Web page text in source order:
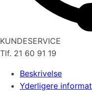
KUNDESERVICE
Tlf. 21 60 91 19
Beskrivelse
Yderligere